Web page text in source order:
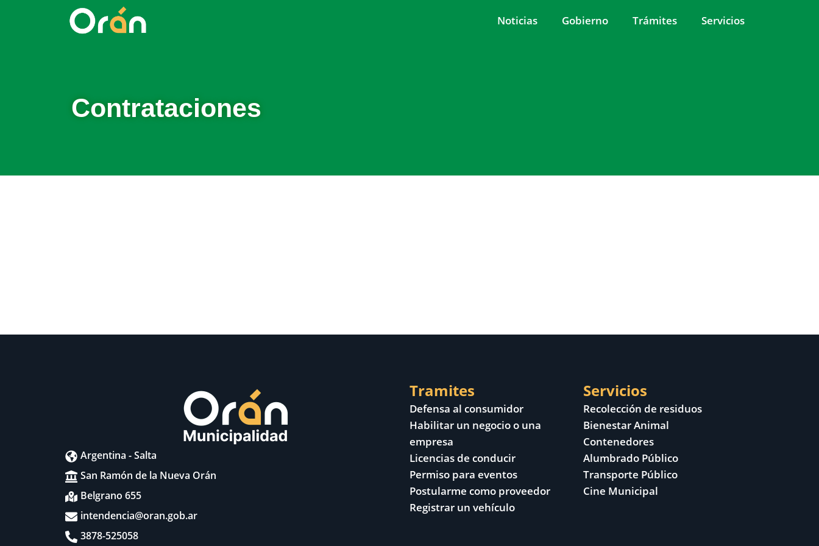
Noticias Gobierno Trámites Servicios
Contrataciones
Argentina - Salta
San Ramón de la Nueva Orán
Belgrano 655
intendencia@oran.gob.ar
3878-525058
Tramites
Defensa al consumidor
Habilitar un negocio o una
empresa
Licencias de conducir
Permiso para eventos
Postularme como proveedor
Registrar un vehículo
Servicios
Recolección de residuos
Bienestar Animal
Contenedores
Alumbrado Público
Transporte Público
Cine Municipal